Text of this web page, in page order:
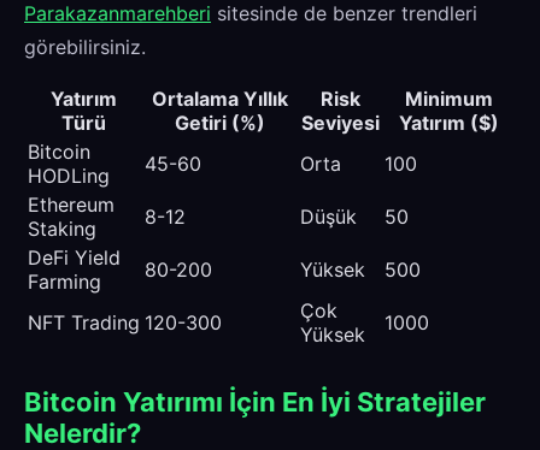
Parakazanmarehberi sitesinde de benzer trendleri
görebilirsiniz.
Yatırım
Türü
Ortalama Yıllık
Getiri (%)
Risk
Seviyesi
Minimum
Yatırım ($)
Bitcoin
HODLing
45-60 Orta
100
Ethereum
Staking
8-12 Düşük
50
DeFi Yield
Farming
80-200 Yüksek 500
NFT Trading 120-300
Çok
Yüksek
1000
Bitcoin Yatırımı İçin En İyi Stratejiler
Nelerdir?